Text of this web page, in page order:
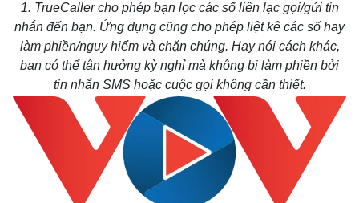
1. TrueCaller cho phép bạn lọc các số liên lạc gọi/gửi tin
nhắn đến bạn. Ứng dụng cũng cho phép liệt kê các số hay
làm phiền/nguy hiểm và chặn chúng. Hay nói cách khác,
bạn có thể tận hưởng kỳ nghỉ mà không bị làm phiền bởi
tin nhắn SMS hoặc cuộc gọi không cần thiết.